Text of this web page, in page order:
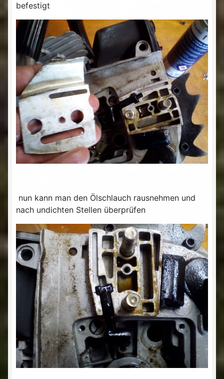
befestigt
nun kann man den Ölschlauch rausnehmen und
nach undichten Stellen überprüfen